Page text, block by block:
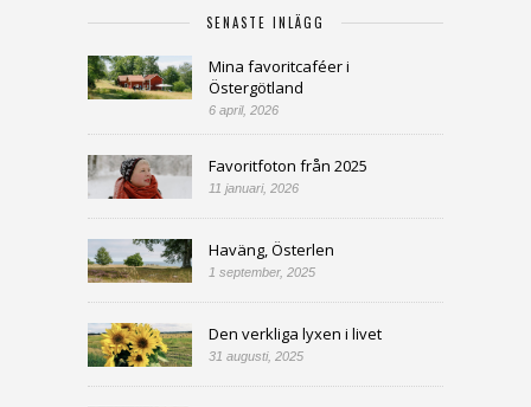
SENASTE INLÄGG
Mina favoritcaféer i
Östergötland
6 april, 2026
Favoritfoton från 2025
11 januari, 2026
Haväng, Österlen
1 september, 2025
Den verkliga lyxen i livet
31 augusti, 2025